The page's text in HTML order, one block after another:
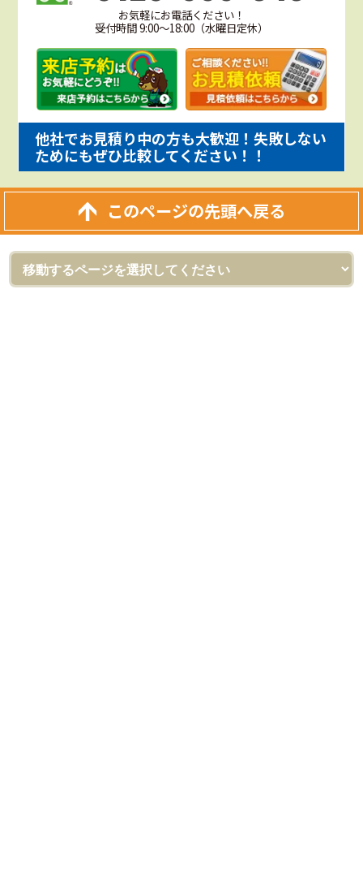
お気軽にお電話ください！
受付時間 9:00～18:00（水曜日定休）
他社でお見積り中の方も大歓迎！失敗しない
ためにもぜひ比較してください！！
このページの先頭へ戻る